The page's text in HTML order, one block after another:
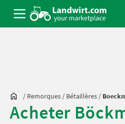
/ Remorques / Bétaillères /
Acheter